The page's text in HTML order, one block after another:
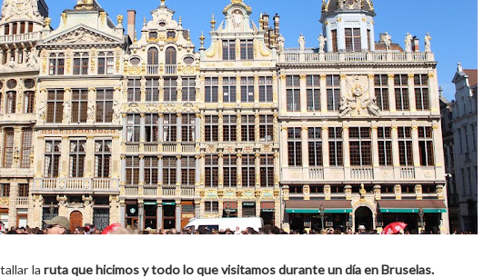
la ruta que hicimos y todo lo que visitamos durante un día en Bruselas.